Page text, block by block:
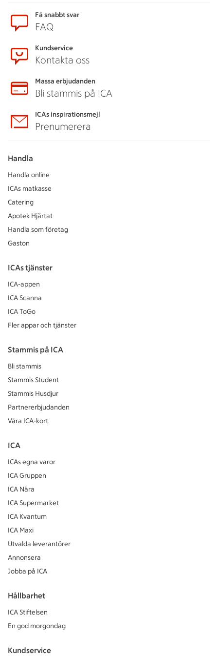
Få snabbt svar
FAQ
Kundservice
Kontakta oss
Massa erbjudanden
Bli stammis på ICA
ICAs inspirationsmejl
Prenumerera
Handla
Handla online
ICAs matkasse
Catering
Apotek Hjärtat
Handla som företag
Gaston
ICAs tjänster
ICA-appen
ICA Scanna
ICA ToGo
Fler appar och tjänster
Stammis på ICA
Bli stammis
Stammis Student
Stammis Husdjur
Partnererbjudanden
Våra ICA-kort
ICA
ICAs egna varor
ICA Gruppen
ICA Nära
ICA Supermarket
ICA Kvantum
ICA Maxi
Utvalda leverantörer
Annonsera
Jobba på ICA
Hållbarhet
ICA Stiftelsen
En god morgondag
Kundservice